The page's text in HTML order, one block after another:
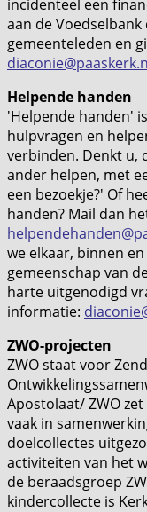
incidenteel een
aan de
gemeenteleden en
Helpende handen
'Helpende handen'
hulpvragen en
verbinden. Denkt u,
ander helpen, met
een bezoekje?' Of
handen? Mail dan
we elkaar, binnen
gemeenschap van
harte uitgenodigd
informatie:
ZWO-projecten
ZWO staat voor
Apostolaat/ ZWO
vaak in
doelcollectes
activiteiten van het
de beraadsgroep
kindercollecte is